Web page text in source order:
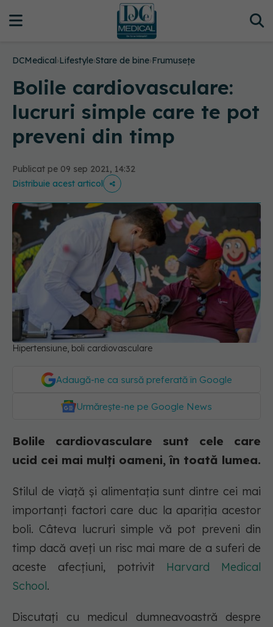
DCMedical›Lifestyle›Stare de bine›Frumusețe
Bolile cardiovasculare:
lucruri simple care te pot
preveni din timp
Publicat pe 09 sep 2021, 14:32
Distribuie acest articol
Hipertensiune, boli cardiovasculare
Adaugă-ne ca sursă preferată în Google
Urmărește-ne pe Google News
Bolile cardiovasculare sunt cele care
ucid cei mai mulți oameni, în toată lumea.
Stilul de viață și alimentația sunt dintre cei mai
importanți factori care duc la apariția acestor
boli. Câteva lucruri simple vă pot preveni din
timp dacă aveți un risc mai mare de a suferi de
aceste afecțiuni, potrivit Harvard Medical
School.
Discutați cu medicul dumneavoastră despre